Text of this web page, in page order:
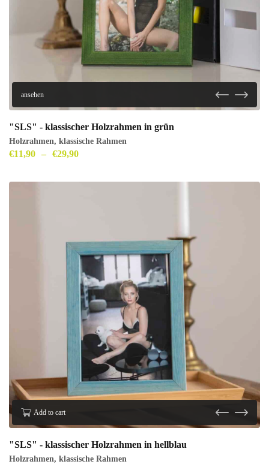
ansehen
"SLS" - klassischer Holzrahmen in grün
Holzrahmen, klassische Rahmen
€11,90 – €29,90
Add to cart
"SLS" - klassischer Holzrahmen in hellblau
Holzrahmen, klassische Rahmen